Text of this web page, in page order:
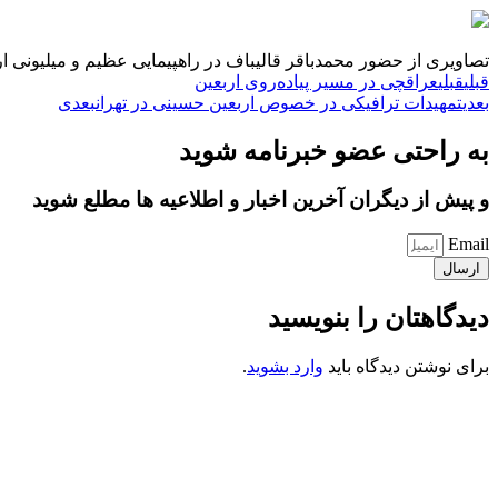
تصاویری از حضور محمدباقر قالیباف در راهپیمایی عظیم و میلیونی
قبلیقبلیعراقچی در مسیر پیاده‌روی اربعین
بعدیتمهیدات ترافیکی در خصوص اربعین حسینی در تهرانبعدی
به راحتی عضو خبرنامه شوید
و پیش از دیگران آخرین اخبار و اطلاعیه ها مطلع شوید
Email
ارسال
دیدگاهتان را بنویسید
برای نوشتن دیدگاه باید وارد بشوید.